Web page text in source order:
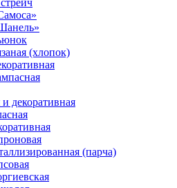
(хлопок)
декоративная
(парча)